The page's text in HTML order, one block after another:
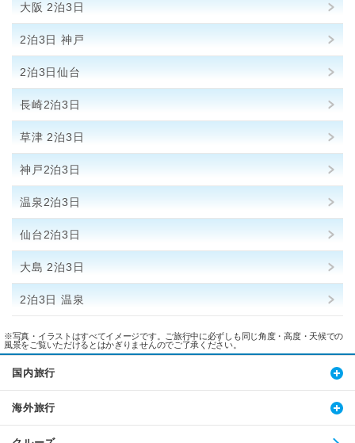
大阪 2泊3日
2泊3日 神戸
2泊3日仙台
長崎2泊3日
草津 2泊3日
神戸2泊3日
温泉2泊3日
仙台2泊3日
大島 2泊3日
2泊3日 温泉
※写真・イラストはすべてイメージです。ご旅行中に必ずしも同じ角度・高度・天候での
風景をご覧いただけるとはかぎりませんのでご了承ください。
国内旅行
海外旅行